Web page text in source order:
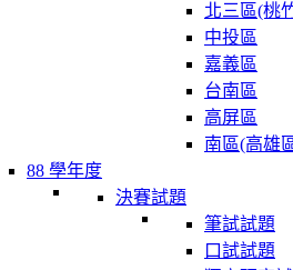
北三區(桃
中投區
嘉義區
台南區
高屏區
南區(高雄
88 學年度
決賽試題
筆試試題
口試試題